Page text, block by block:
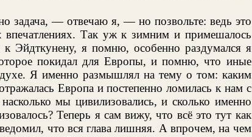
задача, — отвечаю я, — но позвольте: ведь это
впечатлениях. Так уж к зимним и примешалось
Эйдткунену, я помню, особенно раздумался я
покидал для Европы, и помню, что иные
Я именно размышлял на тему о том: каким
Европа и постепенно ломилась к нам с
мы цивилизовались, и сколько именно
Теперь я сам вижу, что всё это тут как
что вся глава лишняя. А впрочем, на чем